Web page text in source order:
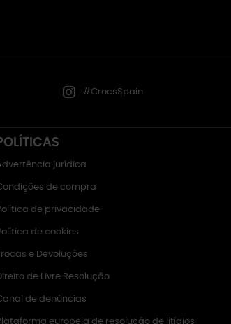
#CrocsSpain
jurídica
de compra
de privacidade
de cookies
e Devoluções
de Livre Resolução
de denúncias
europeia de resolução de litígios